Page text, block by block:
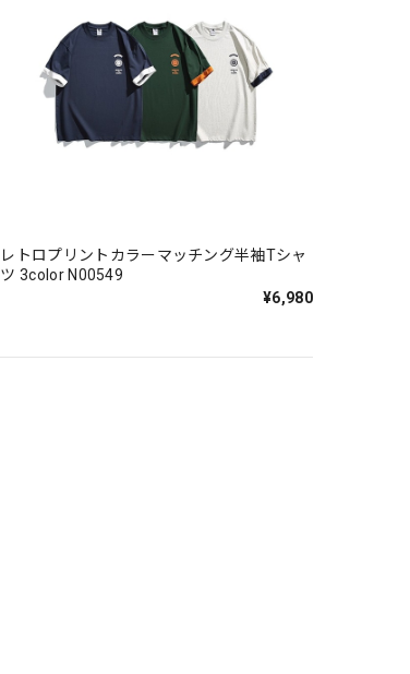
レトロプリントカラーマッチング半袖Tシャ
ツ 3color N00549
¥6,980